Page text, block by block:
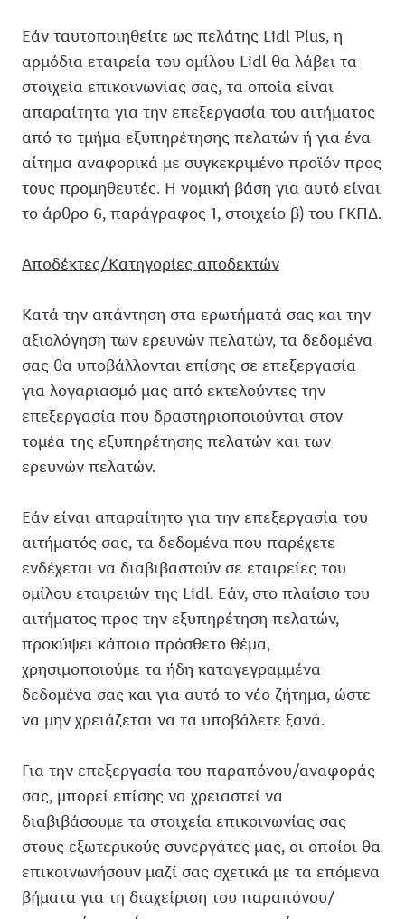
Εάν ταυτοποιηθείτε ως πελάτης Lidl Plus, η
αρμόδια εταιρεία του ομίλου Lidl θα λάβει τα
στοιχεία επικοινωνίας σας, τα οποία είναι
απαραίτητα για την επεξεργασία του αιτήματος
από το τμήμα εξυπηρέτησης πελατών ή για ένα
αίτημα αναφορικά με συγκεκριμένο προϊόν προς
τους προμηθευτές. Η νομική βάση για αυτό είναι
το άρθρο 6, παράγραφος 1, στοιχείο β) του ΓΚΠΔ.
Αποδέκτες/Κατηγορίες αποδεκτών
Κατά την απάντηση στα ερωτήματά σας και την
αξιολόγηση των ερευνών πελατών, τα δεδομένα
σας θα υποβάλλονται επίσης σε επεξεργασία
για λογαριασμό μας από εκτελούντες την
επεξεργασία που δραστηριοποιούνται στον
τομέα της εξυπηρέτησης πελατών και των
ερευνών πελατών.
Εάν είναι απαραίτητο για την επεξεργασία του
αιτήματός σας, τα δεδομένα που παρέχετε
ενδέχεται να διαβιβαστούν σε εταιρείες του
ομίλου εταιρειών της Lidl. Εάν, στο πλαίσιο του
αιτήματος προς την εξυπηρέτηση πελατών,
προκύψει κάποιο πρόσθετο θέμα,
χρησιμοποιούμε τα ήδη καταγεγραμμένα
δεδομένα σας και για αυτό το νέο ζήτημα, ώστε
να μην χρειάζεται να τα υποβάλετε ξανά.
Για την επεξεργασία του παραπόνου/αναφοράς
σας, μπορεί επίσης να χρειαστεί να
διαβιβάσουμε τα στοιχεία επικοινωνίας σας
στους εξωτερικούς συνεργάτες μας, οι οποίοι θα
επικοινωνήσουν μαζί σας σχετικά με τα επόμενα
βήματα για τη διαχείριση του παραπόνου/